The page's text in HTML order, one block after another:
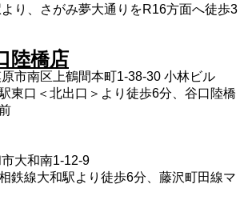
り、さがみ夢大通りをR16方面へ徒歩3
陸橋店
市南区上鶴間本町1-38-30 小林ビル
東口＜北出口＞より徒歩6分、谷口陸橋
大和南1-12-9
鉄線大和駅より徒歩6分、藤沢町田線マ